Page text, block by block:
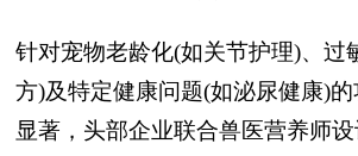
针对宠物老龄化(如关节护理)、过
方)及特定健康问题(如泌尿健康)
显著，头部企业联合兽医营养师